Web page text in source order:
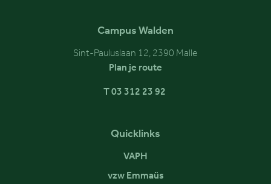
Campus Walden
Sint-Pauluslaan 12, 2390 Malle
Plan je route
T 03 312 23 92
Quicklinks
VAPH
vzw Emmaüs